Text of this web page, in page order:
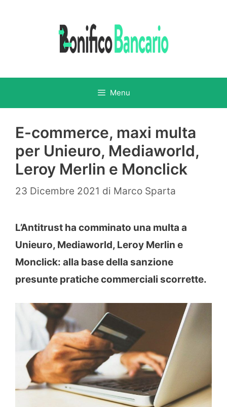
Menu
E-commerce, maxi multa
per Unieuro, Mediaworld,
Leroy Merlin e Monclick
23 Dicembre 2021 di Marco Sparta
L’Antitrust ha comminato una multa a
Unieuro, Mediaworld, Leroy Merlin e
Monclick: alla base della sanzione
presunte pratiche commerciali scorrette.